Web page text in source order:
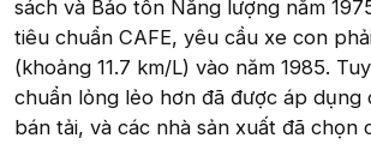
sách và Bảo tồn Năng lượng năm
tiêu chuẩn CAFE, yêu cầu xe con
(khoảng 11.7 km/L) vào năm 1985.
chuẩn lỏng lẻo hơn đã được áp dụng
bán tải, và các nhà sản xuất đã chọn